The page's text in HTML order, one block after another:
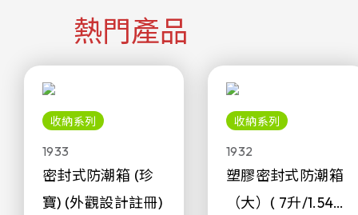
熱門產品
收納系列
1933
密封式防潮箱 (珍
寶) (外觀設計註冊)
收納系列
1932
塑膠密封式防潮箱
（大）( 7升/1.54加